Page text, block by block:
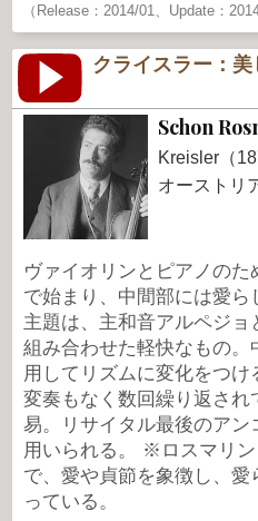
（Release：2014/01、Update：
クライスラー：
Schon
Kreisler（
オーストリ
ヴァイオリンとピアノの
で始まり、中間部には愛ら
主題は、主和音アルペジ
組み合わせた軽快なもの
用してリズムに変化をつ
変奏もなく数回繰り返され
易。リサイタル最後のアン
用いられる。 ※ロスマリ
で、愛や貞節を象徴し、
っている。